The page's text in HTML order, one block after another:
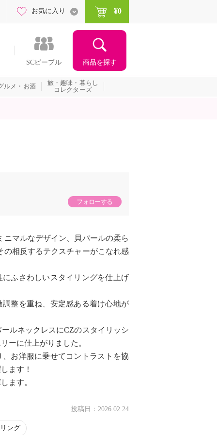
SCピープル 商品を探す
お気に入り ¥0
ルメ・お酒
旅・趣味・暮らし
コレクターズ
フォローする
ニマルなデザイン、貝パールの柔ら
相反するテクスチャーがこなれ感
にふさわしいスタイリングを仕上げ
整を重ね、安定感ある着け心地が
ルネックレスにCZのスタイリッシ
ーに仕上がりました。
お洋服に乗せてコントラストを協
ます！
ます。
投稿日： 2026.02.24
リング